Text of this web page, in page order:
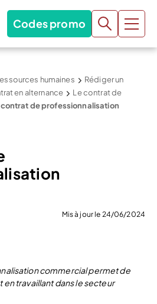
Codes promo
humaines
Rédiger un
en alternance
Le contrat de
contrat de professionnalisation
Mis à jour le 24/06/2024
commercial permet de
travaillant dans le secteur